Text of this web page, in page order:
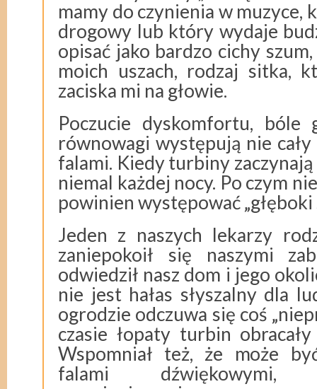
mamy do czynienia w
drogowy lub który wydaje
opisać jako bardzo cichy
moich uszach, rodzaj sitka,
zaciska mi na głowie.
Poczucie dyskomfortu, bóle
równowagi występują nie cały
falami. Kiedy turbiny zaczynają
niemal każdej nocy. Po czym
powinien występować „głęboki
Jeden z naszych lekarzy
zaniepokoił się naszymi
odwiedził nasz dom i jego
nie jest hałas słyszalny dla
ogrodzie odczuwa się coś
czasie łopaty turbin
Wspomniał też, że może
falami dźwiękowymi,